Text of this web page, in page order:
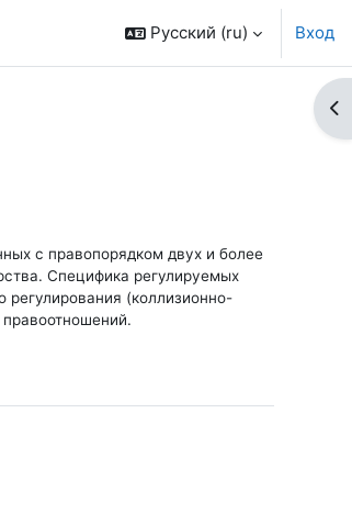
Русский ‎(ru)‎ Вход
с правопорядком двух и более
Специфика регулируемых
(коллизионно-